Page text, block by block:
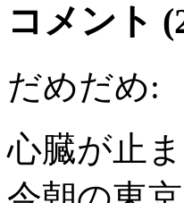
コメント
だめだめ:
心臓が止